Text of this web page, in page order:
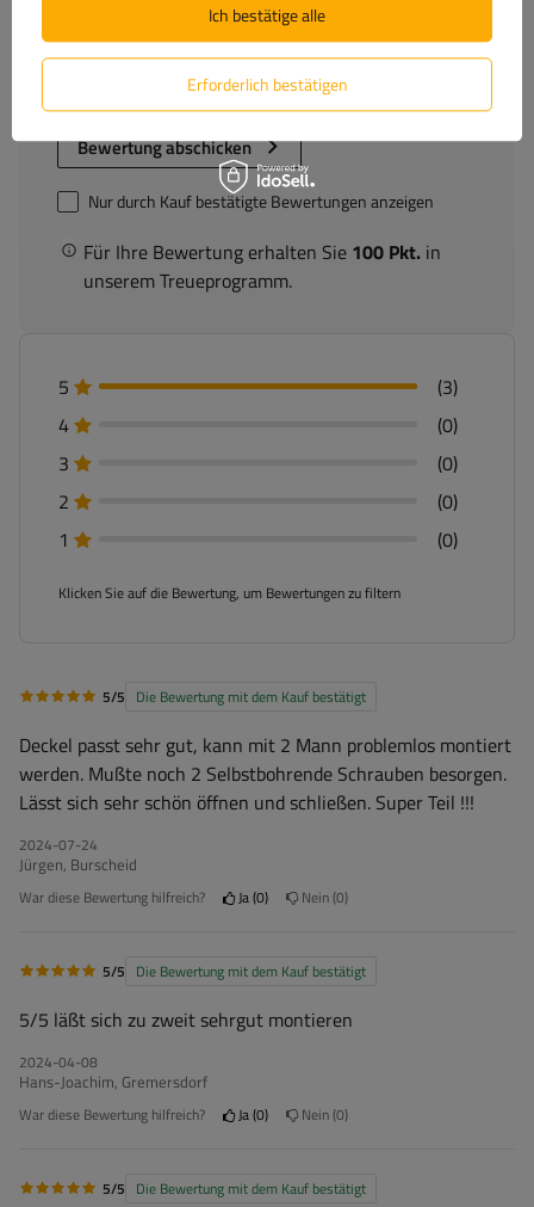
Anzahl der abgegebenen Bewertungen: 3
Bewertung abschicken
Für Ihre Bewertung erhalten Sie 100 Pkt. in
unserem Treueprogramm.
Nur durch Kauf bestätigte Bewertungen anzeigen
5
(3)
4
(0)
3
(0)
2
(0)
1
(0)
Klicken Sie auf die Bewertung, um Bewertungen zu filtern
5/5 Die Bewertung mit dem Kauf bestätigt
Deckel passt sehr gut, kann mit 2 Mann problemlos montiert
werden. Mußte noch 2 Selbstbohrende Schrauben besorgen.
Lässt sich sehr schön öffnen und schließen. Super Teil !!!
2024-07-24
Jürgen, Burscheid
War diese Bewertung hilfreich? Ja 0 Nein 0
5/5 Die Bewertung mit dem Kauf bestätigt
5/5 läßt sich zu zweit sehrgut montieren
2024-04-08
Hans-Joachim, Gremersdorf
War diese Bewertung hilfreich? Ja 0 Nein 0
5/5 Die Bewertung mit dem Kauf bestätigt
Erforderlich bestätigen
Ich bestätige alle